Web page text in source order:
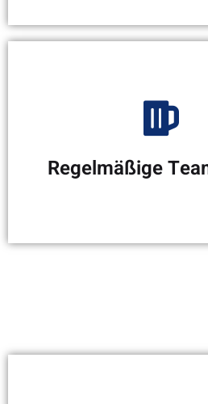
Zusammenhalt
großartige
Arbeitsatmosphäre
sympathischen
Regelmäßige
legendären